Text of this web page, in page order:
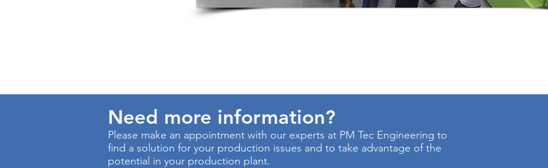
Need more information?
Please make an appointment with our experts at PM Tec Engineering to
find a solution for your production issues and to take advantage of the
potential in your production plant.